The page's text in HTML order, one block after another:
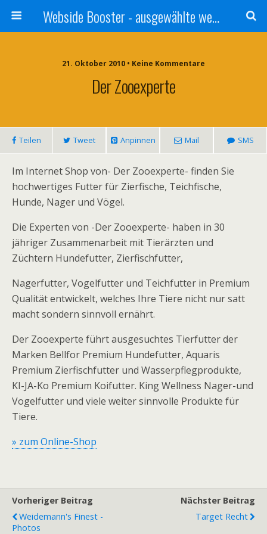
Webside Booster - ausgewählte websides
21. Oktober 2010 • Keine Kommentare
Der Zooexperte
Teilen Tweet Anpinnen Mail SMS
Im Internet Shop von- Der Zooexperte- finden Sie
hochwertiges Futter für Zierfische, Teichfische,
Hunde, Nager und Vögel.
Die Experten von -Der Zooexperte- haben in 30
jähriger Zusammenarbeit mit Tierärzten und
Züchtern Hundefutter, Zierfischfutter,
Nagerfutter, Vogelfutter und Teichfutter in Premium
Qualität entwickelt, welches Ihre Tiere nicht nur satt
macht sondern sinnvoll ernährt.
Der Zooexperte führt ausgesuchtes Tierfutter der
Marken Bellfor Premium Hundefutter, Aquaris
Premium Zierfischfutter und Wasserpflegprodukte,
KI-JA-Ko Premium Koifutter. King Wellness Nager-und
Vogelfutter und viele weiter sinnvolle Produkte für
Tiere.
» zum Online-Shop
Vorheriger Beitrag
Weidemann's Finest -
Photos
Nächster Beitrag
Target Recht